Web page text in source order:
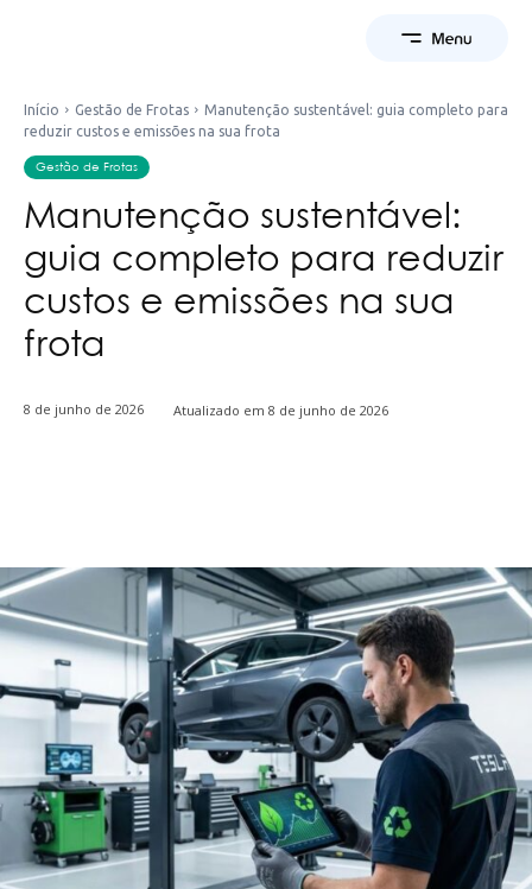
Início Gestão de Frotas
Manutenção sustentável: guia completo para
reduzir custos e emissões na sua frota
Gestão de Frotas
Manutenção sustentável:
guia completo para reduzir
custos e emissões na sua
frota
8 de junho de 2026 Atualizado em 8 de junho de 2026